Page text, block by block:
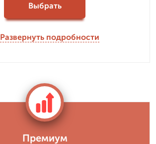
Выбрать
Развернуть подробности
Премиум